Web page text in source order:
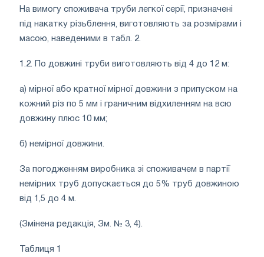
На вимогу споживача труби легкої серії, призначені
під накатку різьблення, виготовляють за розмірами і
масою, наведеними в табл. 2.
1.2. По довжині труби виготовляють від 4 до 12 м:
а) мірної або кратної мірної довжини з припуском на
кожний різ по 5 мм і граничним відхиленням на всю
довжину плюс 10 мм;
б) немірної довжини.
За погодженням виробника зі споживачем в партії
немірних труб допускається до 5% труб довжиною
від 1,5 до 4 м.
(Змінена редакція, Зм. № 3, 4).
Таблиця 1